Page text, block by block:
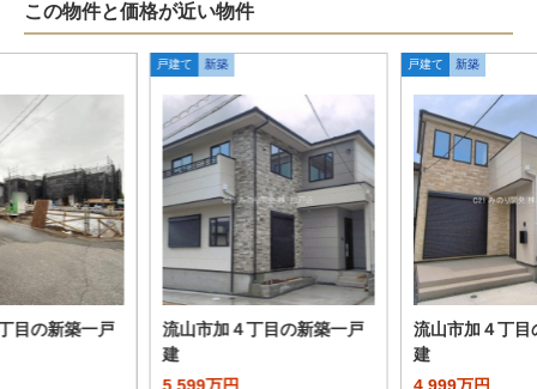
この物件と価格が近い物件
目の新築一戸
戸建て 新築
流山市加４丁目の新築一戸
建
戸建て 新築
流山市加４丁目
建